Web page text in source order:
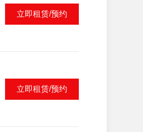
立即租赁/预约
立即租赁/预约